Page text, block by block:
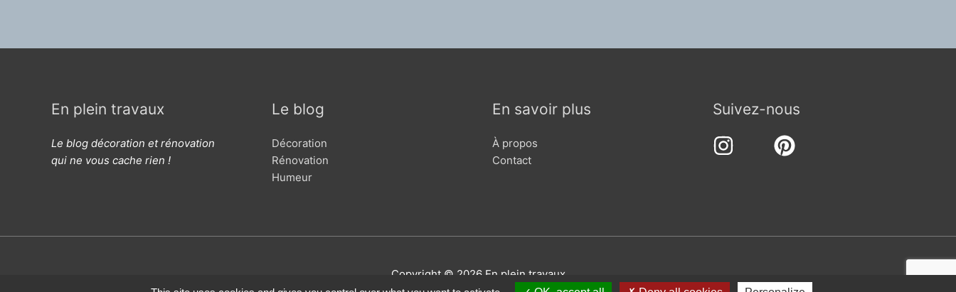
En plein travaux
Le blog décoration et rénovation
qui ne vous cache rien !
Le blog
Décoration
Rénovation
Humeur
En savoir plus
À propos
Contact
Suivez-nous
Copyright © 2026 En plein travaux